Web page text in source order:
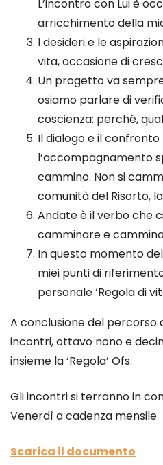
L’incontro con Lui è
arricchimento della
I desideri e le
vita, occasione di
Un progetto va
osiamo parlare di
coscienza: perché,
Il dialogo e il
l’accompagnamento
cammino. Non si
comunità del Risorto,
Andate è il verbo che
camminare e
In questo momento
miei punti di
personale ‘Regola di
A conclusione del
incontri, ottavo nono e
insieme la ‘Regola’ Ofs.
Gli incontri si terranno in
Venerdì a cadenza mensile
Scarica il documento